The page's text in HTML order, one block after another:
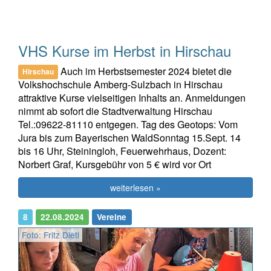
VHS Kurse im Herbst in Hirschau
Hirschau
Auch im Herbstsemester 2024 bietet die
Volkshochschule Amberg-Sulzbach in Hirschau
attraktive Kurse vielseitigen Inhalts an. Anmeldungen
nimmt ab sofort die Stadtverwaltung Hirschau
Tel.:09622-81110 entgegen. Tag des Geotops: Vom
Jura bis zum Bayerischen WaldSonntag 15.Sept. 14
bis 16 Uhr, Steiningloh, Feuerwehrhaus, Dozent:
Norbert Graf, Kursgebühr von 5 € wird vor Ort
weiterlesen »
8 22.08.2024 Vereine
Foto: Fritz Dietl